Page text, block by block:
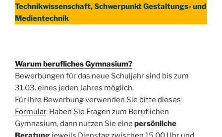
Technikwissenschaft, Schwerpunkt Gestaltungs- und
Medientechnik
Warum berufliches Gymnasium?
Bewerbungen für das neue Schuljahr sind bis zum
31.03. eines jeden Jahres möglich.
Für Ihre Bewerbung verwenden Sie bitte dieses
Formular. Haben Sie Fragen zum Beruflichen
Gymnasium, dann nutzen Sie eine persönliche